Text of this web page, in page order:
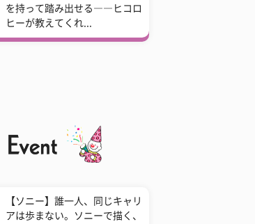
を持って踏み出せる――ヒコロ
ヒーが教えてくれ...
【ソニー】誰一人、同じキャリ
アは歩まない。ソニーで描く、